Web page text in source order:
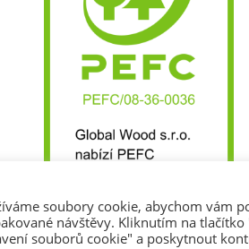
©
soubory cookie, abychom vám
návštěvy. Kliknutím na
souborů cookie" a poskytnout